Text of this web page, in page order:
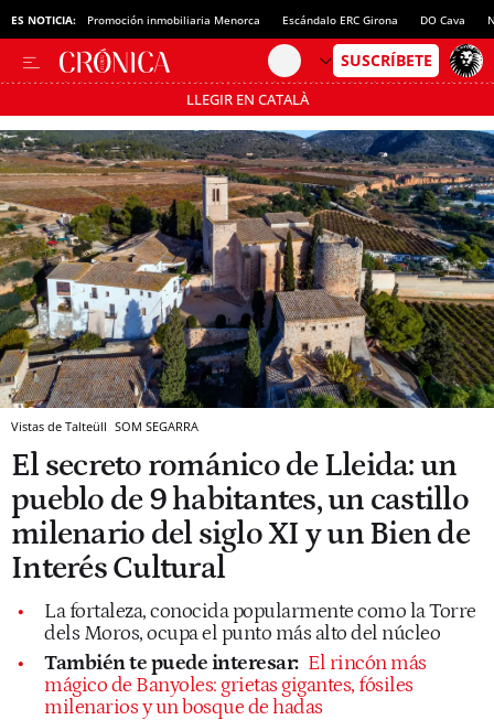
ES NOTICIA: Promoción inmobiliaria Menorca Escándalo ERC Girona DO Cava
LLEGIR EN CATALÀ
Pásate al MODO AHORRO
Vistas de Talteüll SOM SEGARRA
El secreto románico de Lleida: un
pueblo de 9 habitantes, un castillo
milenario del siglo XI y un Bien de
Interés Cultural
La fortaleza, conocida popularmente como la Torre
dels Moros, ocupa el punto más alto del núcleo
También te puede interesar: El rincón más
mágico de Banyoles: grietas gigantes, fósiles
milenarios y un bosque de hadas